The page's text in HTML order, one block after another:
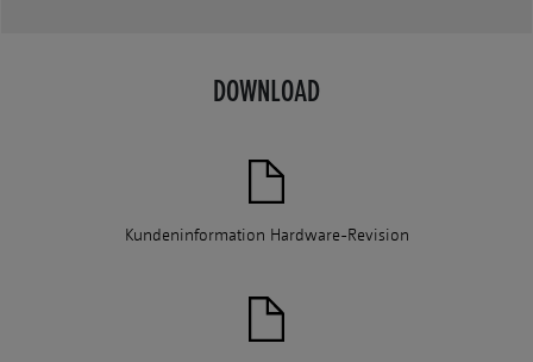
DOWNLOAD
Kundeninformation Hardware-Revision